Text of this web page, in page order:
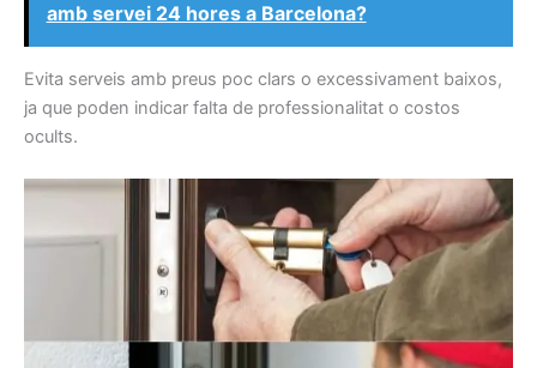
amb servei 24 hores a Barcelona?
Evita serveis amb preus poc clars o excessivament baixos,
ja que poden indicar falta de professionalitat o costos
ocults.